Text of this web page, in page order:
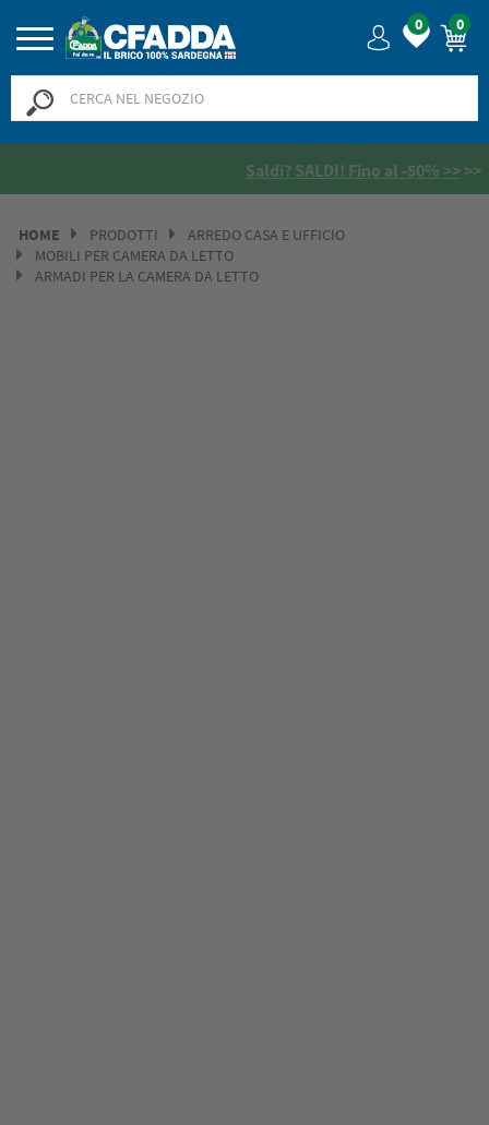
0 0
Saldi? SALDI! Fino al -50% >>>>
HOME PRODOTTI
ARREDO CASA E UFFICIO
MOBILI PER CAMERA DA LETTO
ARMADI PER LA CAMERA DA LETTO